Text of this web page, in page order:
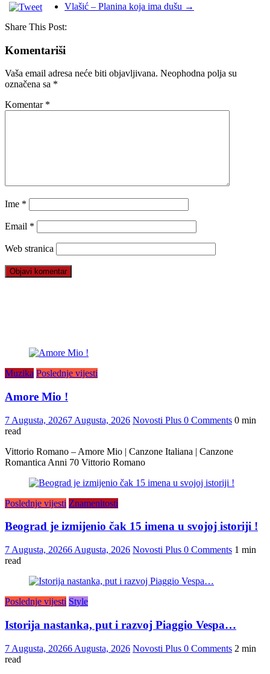
Vlašić – Planina koja ima dušu →
Share This Post:
Komentariši
Vaša email adresa neće biti objavljivana. Neophodna polja su
označena sa *
Komentar *
Ime *
Email *
Web stranica
Muzika Poslednje vijesti
Amore Mio !
7 Augusta, 20267 Augusta, 2026 Novosti Plus 0 Comments 0 min
read
Vittorio Romano – Amore Mio | Canzone Italiana | Canzone
Romantica Anni 70 Vittorio Romano
Poslednje vijesti Znamenitosti
Beograd je izmijenio čak 15 imena u svojoj istoriji !
7 Augusta, 20266 Augusta, 2026 Novosti Plus 0 Comments 1 min
read
Poslednje vijesti Style
Istorija nastanka, put i razvoj Piaggio Vespa…
7 Augusta, 20266 Augusta, 2026 Novosti Plus 0 Comments 2 min
read